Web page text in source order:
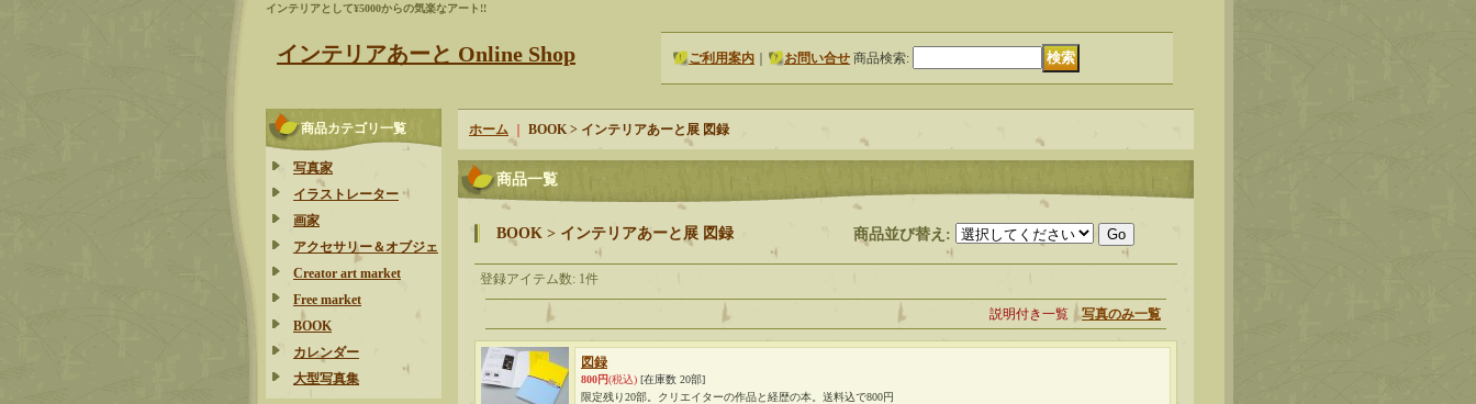
インテリアとして¥5000からの気楽なアート!!
インテリアあーと Online Shop ご利用案内 お問い合せ 商品検索:
商品カテゴリ一覧
写真家
イラストレーター
画家
アクセサリー＆オブジェ
Creator art market
Free market
BOOK
カレンダー
大型写真集
ホーム BOOK > インテリアあーと展 図録
商品一覧
BOOK > インテリアあーと展 図録 商品並び替え :
登録アイテム数: 1件
説明付き一覧写真のみ一覧
図録
800円(税込) [在庫数 20部]
限定残り20部。クリエイターの作品と経歴の本。送料込で800円